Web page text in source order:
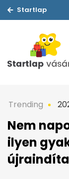
Startlap
Trending
Nem
ilyen